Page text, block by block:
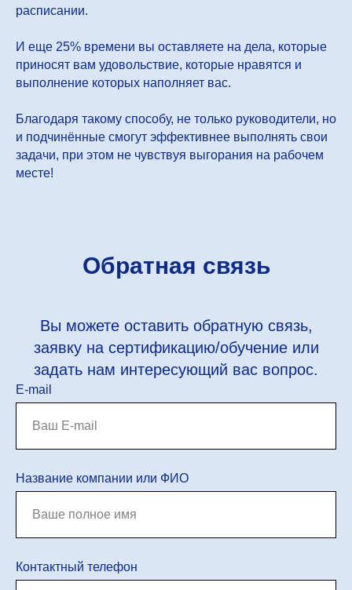
расписании.
И еще 25% времени вы оставляете на дела, которые
приносят вам удовольствие, которые нравятся и
выполнение которых наполняет вас.
Благодаря такому способу, не только руководители, но
и подчинённые смогут эффективнее выполнять свои
задачи, при этом не чувствуя выгорания на рабочем
месте!
Обратная связь
Вы можете оставить обратную связь,
заявку на сертификацию/обучение или
задать нам интересующий вас вопрос.
E-mail
Название компании или ФИО
Контактный телефон